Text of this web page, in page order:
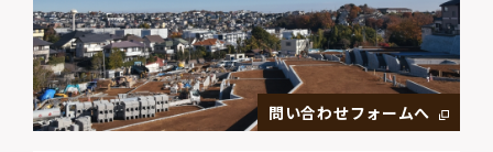
問い合わせフォームへ